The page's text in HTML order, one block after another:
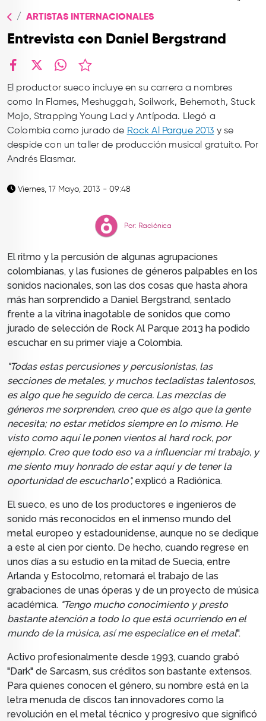
ARTISTAS INTERNACIONALES
Entrevista con Daniel Bergstrand
El productor sueco incluye en su carrera a nombres
como In Flames, Meshuggah, Soilwork, Behemoth, Stuck
Mojo, Strapping Young Lad y Antípoda. Llegó a
Colombia como jurado de Rock Al Parque 2013 y se
despide con un taller de producción musical gratuito. Por
Andrés Elasmar.
Viernes, 17 Mayo, 2013 - 09:48
Por: Radiónica
El ritmo y la percusión de algunas agrupaciones
colombianas, y las fusiones de géneros palpables en los
sonidos nacionales, son las dos cosas que hasta ahora
más han sorprendido a Daniel Bergstrand, sentado
frente a la vitrina inagotable de sonidos que como
jurado de selección de Rock Al Parque 2013 ha podido
escuchar en su primer viaje a Colombia.
"Todas estas percusiones y percusionistas, las
secciones de metales, y muchos tecladistas talentosos,
es algo que he seguido de cerca. Las mezclas de
géneros me sorprenden, creo que es algo que la gente
necesita; no estar metidos siempre en lo mismo. He
visto como aquí le ponen vientos al hard rock, por
ejemplo. Creo que todo eso va a influenciar mi trabajo, y
me siento muy honrado de estar aquí y de tener la
oportunidad de escucharlo", explicó a Radiónica.
El sueco, es uno de los productores e ingenieros de
sonido más reconocidos en el inmenso mundo del
metal europeo y estadounidense, aunque no se dedique
a este al cien por ciento. De hecho, cuando regrese en
unos días a su estudio en la mitad de Suecia, entre
Arlanda y Estocolmo, retomará el trabajo de las
grabaciones de unas óperas y de un proyecto de música
académica. "Tengo mucho conocimiento y presto
bastante atención a todo lo que está ocurriendo en el
mundo de la música, así me especialice en el metal".
Activo profesionalmente desde 1993, cuando grabó
"Dark" de Sarcasm, sus créditos son bastante extensos.
Para quienes conocen el género, su nombre está en la
letra menuda de discos tan innovadores como la
revolución en el metal técnico y progresivo que significó